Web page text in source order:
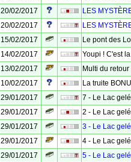
20/02/2017
LES
20/02/2017
LES
15/02/2017
Le pont des
14/02/2017
Youpi ! C'est
13/02/2017
Multi du
10/02/2017
La truite
29/01/2017
7 - Le Lac
29/01/2017
2 - Le Lac
29/01/2017
3 - Le Lac
29/01/2017
4 - Le Lac
29/01/2017
5 - Le Lac